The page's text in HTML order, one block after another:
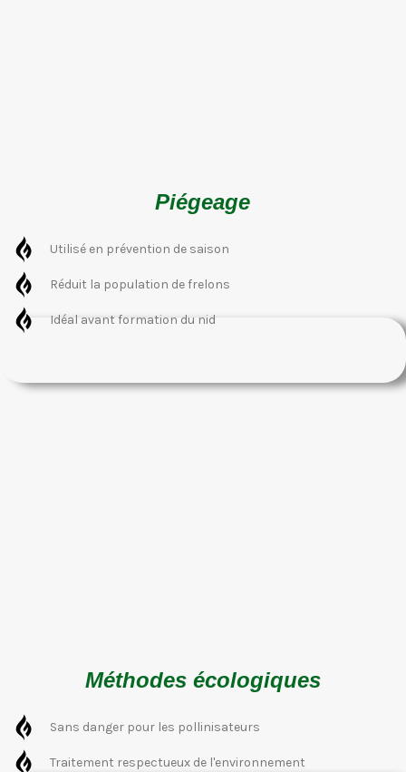
Piégeage
Utilisé en prévention de saison
Réduit la population de frelons
Idéal avant formation du nid
Méthodes écologiques
Sans danger pour les pollinisateurs
Traitement respectueux de l'environnement